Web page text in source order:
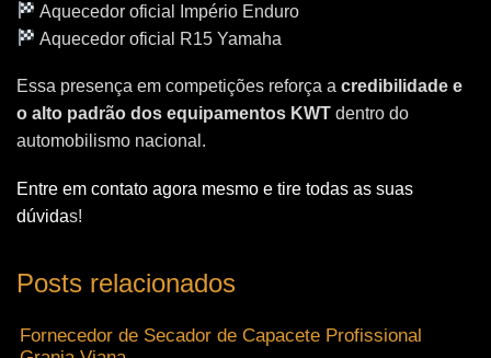
Aquecedor oficial Império Enduro
Aquecedor oficial R15 Yamaha
Essa presença em competições reforça a credibilidade e
o alto padrão dos equipamentos KWT dentro do
automobilismo nacional.
Entre em contato agora mesmo e tire todas as suas
dúvidas!
Posts relacionados
Fornecedor de Secador de Capacete Profissional